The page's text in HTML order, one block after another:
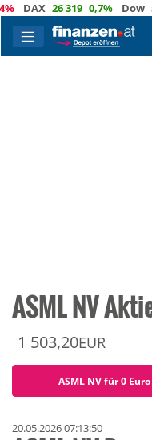
26 319 0,7% Dow 54
ASML NV
1 503,20EUR
ASML NV für 0
20.05.2026 07:13:50